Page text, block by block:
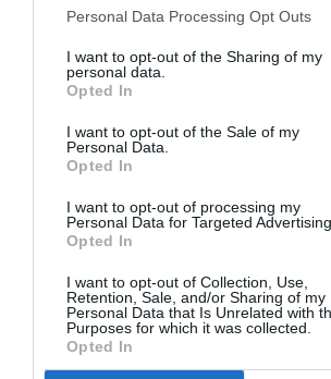
Personal Data Processing Opt Outs
I want to opt-out of the Sharing of my
personal data.
Opted In
I want to opt-out of the Sale of my
Personal Data.
Opted In
I want to opt-out of processing my
Personal Data for Targeted Advertising.
Opted In
I want to opt-out of Collection, Use,
Retention, Sale, and/or Sharing of my
Personal Data that Is Unrelated with
Purposes for which it was collected.
Opted In
acum nu a explicat motivul
ciocnire și pentru stabilirea cauzelor.
Articolul anterior
Ministerul Afacerilor Externe
românii din Sardinia vor
consular la Cagliari
George Simion, mesaj pentru
„Sistemul corupt, sărăcia şi
mizere v-au făcut să alegeţi